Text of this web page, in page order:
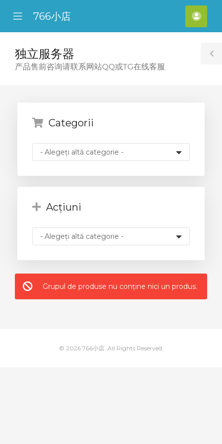
Mobile
Menu
766小店
meu
独立服务器
产品售前咨询请联系网站QQ或TG在线客服
Categorii
Acțiuni
Grupul de produse nu conține nici un produs.
© 2026 766小店. All Rights Reserved.